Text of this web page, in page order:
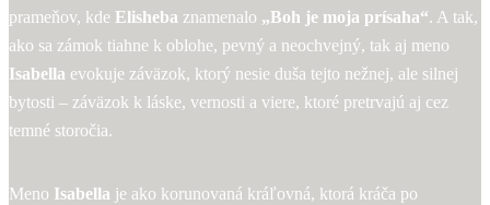
prameňov, kde Elisheba znamenalo „Boh je moja prísaha“. A tak,
ako sa zámok tiahne k oblohe, pevný a neochvejný, tak aj meno
Isabella evokuje záväzok, ktorý nesie duša tejto nežnej, ale silnej
bytosti – záväzok k láske, vernosti a viere, ktoré pretrvajú aj cez
temné storočia.
Meno Isabella je ako korunovaná kráľovná, ktorá kráča po